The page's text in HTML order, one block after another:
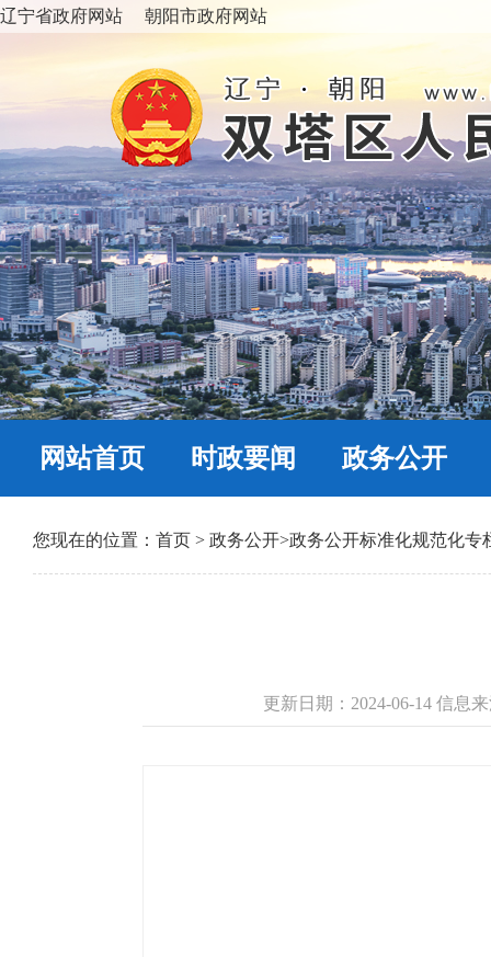
辽宁省政府网站 朝阳市政府网站
网站首页 时政要闻 政务公开
您现在的位置： 首页 > 政务公开>政务公开标准化规范化专
更新日期：2024-06-14 信息